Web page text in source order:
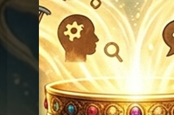
Les réponses du
Graal
Les réponses du
Graal